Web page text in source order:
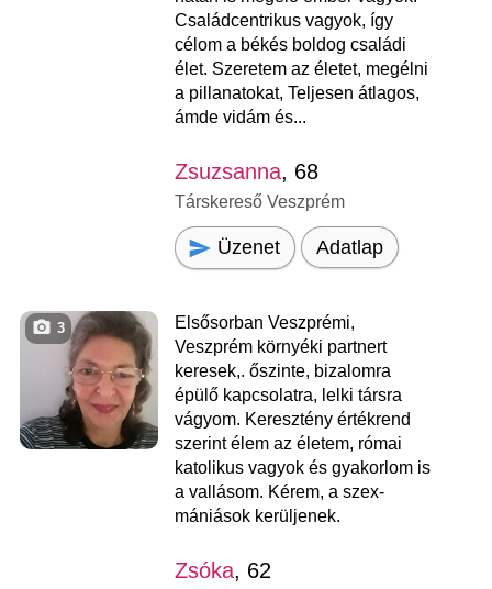
Családcentrikus vagyok, így
célom a békés boldog családi
élet. Szeretem az életet, megélni
a pillanatokat, Teljesen átlagos,
ámde vidám és...
Zsuzsanna, 68
Társkereső Veszprém
Üzenet Adatlap
3
Elsősorban Veszprémi,
Veszprém környéki partnert
keresek,. őszinte, bizalomra
épülő kapcsolatra, lelki társra
vágyom. Keresztény értékrend
szerint élem az életem, római
katolikus vagyok és gyakorlom is
a vallásom. Kérem, a szex-
mániások kerüljenek.
Zsóka, 62